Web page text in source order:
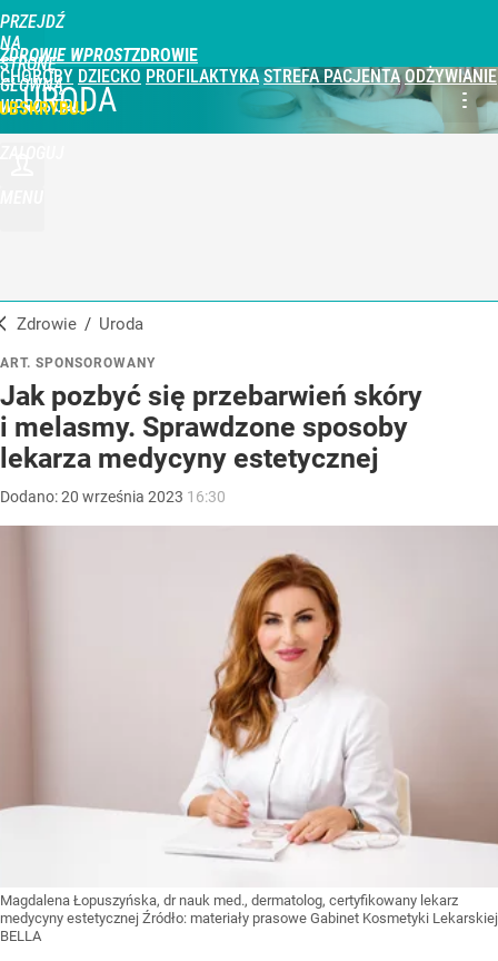
PRZEJDŹ
NA
STRONĘ
GŁÓWNĄ
WPROST.PL
ZDROWIE WPROST
CHOROBY DZIECKO PROFILAKTYKA STREFA PACJENTA ODŻYWIANIE
URODA
Zdrowie / Uroda
ART. SPONSOROWANY
Jak pozbyć się przebarwień skóry
i melasmy. Sprawdzone sposoby
lekarza medycyny estetycznej
Dodano:20 września 2023 16:30
Magdalena Łopuszyńska, dr nauk med., dermatolog, certyfikowany lekarz
medycyny estetycznej Źródło: materiały prasowe Gabinet Kosmetyki Lekarskiej
BELLA